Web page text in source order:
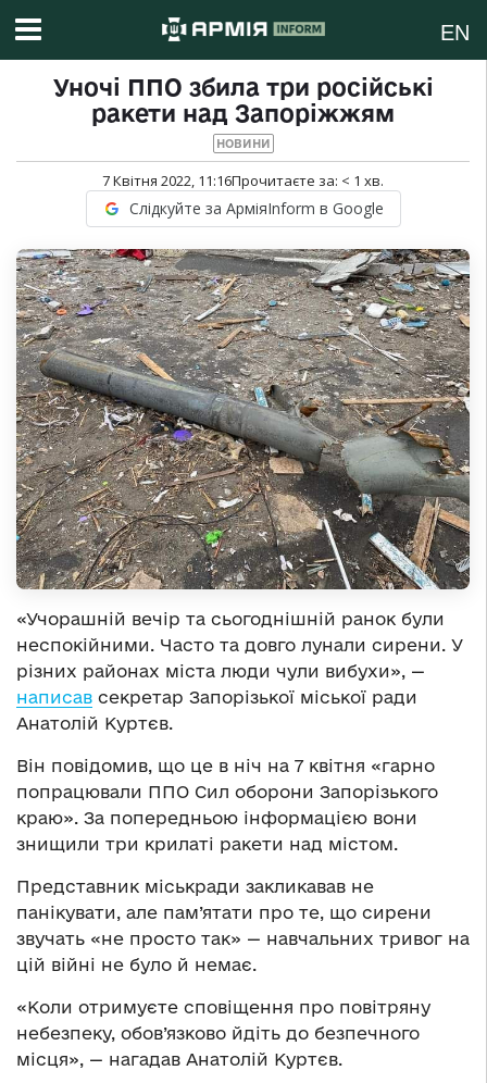
EN
Уночі ППО збила три російські
ракети над Запоріжжям
НОВИНИ
7 Квітня 2022, 11:16Прочитаєте за: < 1 хв.
Слідкуйте за АрміяInform в Google
«Учорашній вечір та сьогоднішній ранок були
неспокійними. Часто та довго лунали сирени. У
різних районах міста люди чули вибухи», —
написав секретар Запорізької міської ради
Анатолій Куртєв.
Він повідомив, що це в ніч на 7 квітня «гарно
попрацювали ППО Сил оборони Запорізького
краю». За попередньою інформацією вони
знищили три крилаті ракети над містом.
Представник міськради закликавав не
панікувати, але пам’ятати про те, що сирени
звучать «не просто так» — навчальних тривог на
цій війні не було й немає.
«Коли отримуєте сповіщення про повітряну
небезпеку, обов’язково йдіть до безпечного
місця», — нагадав Анатолій Куртєв.